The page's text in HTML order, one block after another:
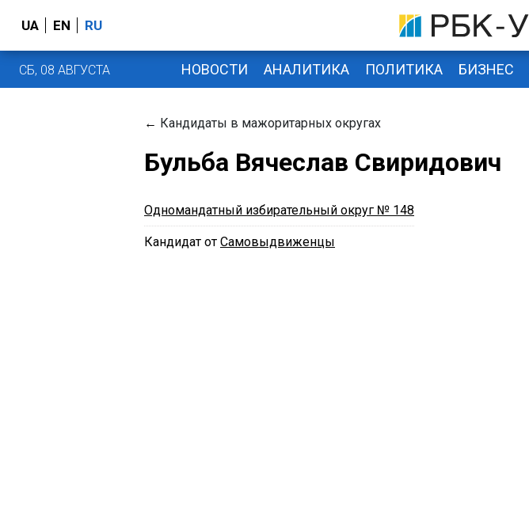
UA EN RU
СБ, 08 АВГУСТА НОВОСТИ АНАЛИТИКА ПОЛИТИКА БИЗНЕС
← Кандидаты в мажоритарных округах
Бульба Вячеслав Свиридович
Одномандатный избирательный округ № 148
Кандидат от Самовыдвиженцы